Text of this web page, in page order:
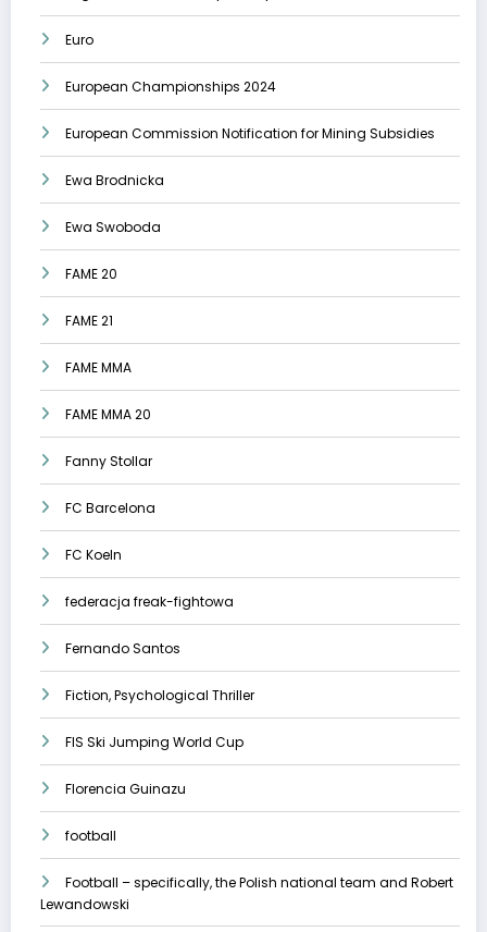
Euro
European Championships 2024
European Commission Notification for Mining Subsidies
Ewa Brodnicka
Ewa Swoboda
FAME 20
FAME 21
FAME MMA
FAME MMA 20
Fanny Stollar
FC Barcelona
FC Koeln
federacja freak-fightowa
Fernando Santos
Fiction, Psychological Thriller
FIS Ski Jumping World Cup
Florencia Guinazu
football
Football – specifically, the Polish national team and Robert
Lewandowski